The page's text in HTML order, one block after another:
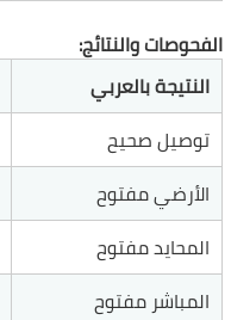
الفحوصات والنتائج:
النتيجة بالعربي
توصيل صحيح
الأرضي مفتوح
المحايد مفتوح
المباشر مفتوح